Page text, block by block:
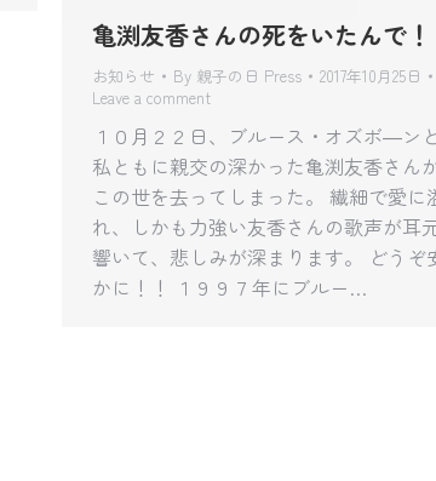
亀渕友香さんの死をいたんで！
お知らせ By 親子の日 Press
2017年10月25日
Leave a comment
１０月２２日、ブルース・オズボ―ン
私ともに親交の深かった亀渕友香さんが
この世を去ってしまった。 繊細で愛に
れ、しかも力強い友香さんの歌声が耳
響いて、悲しみが深まります。 どうぞ
かに！！ １９９７年にブルー…